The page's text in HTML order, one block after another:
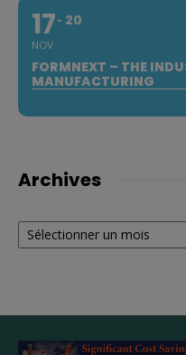
17
NOV
20
FORMNEXT – THE
MANUFACTURING
Archives
Archives